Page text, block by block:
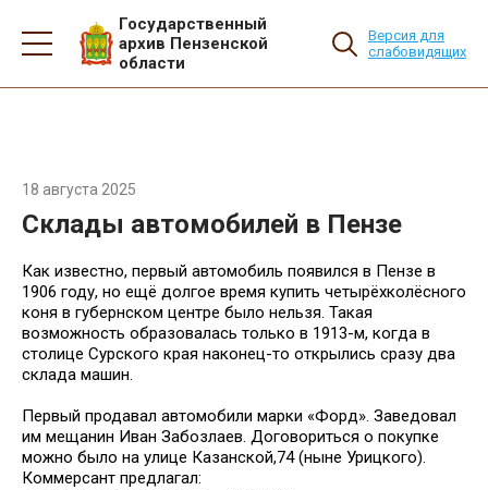
Государственный
архив Пензенской
области
Версия для
слабовидящих
18 августа 2025
Склады автомобилей в Пензе
Как известно, первый автомобиль появился в Пензе в
1906 году, но ещё долгое время купить четырёхколёсного
коня в губернском центре было нельзя. Такая
возможность образовалась только в 1913-м, когда в
столице Сурского края наконец-то открылись сразу два
склада машин.
Первый продавал автомобили марки «Форд». Заведовал
им мещанин Иван Забозлаев. Договориться о покупке
можно было на улице Казанской,74 (ныне Урицкого).
Коммерсант предлагал: